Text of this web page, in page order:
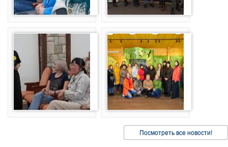
Посмотреть все новости!